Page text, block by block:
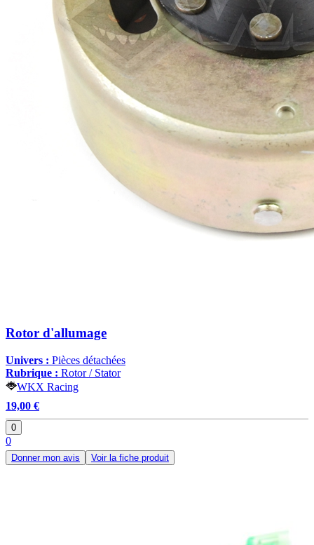
Rotor d'allumage
Univers : Pièces détachées
Rubrique : Rotor / Stator
WKX Racing
19,00 €
0
0
Donner mon avis Voir la fiche produit